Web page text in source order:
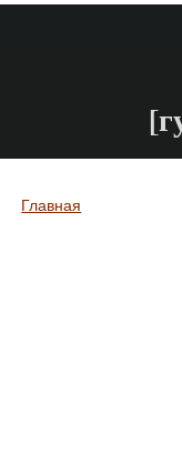
Вы здесь
Главная